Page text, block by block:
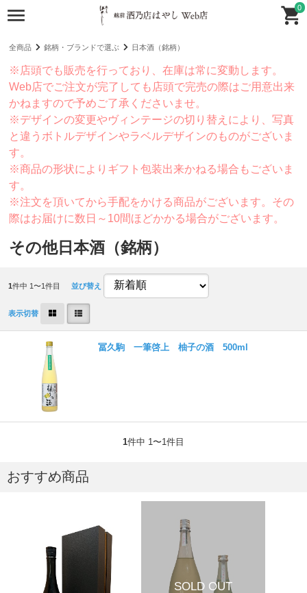
0
全商品 銘柄・ブランドで選ぶ 日本酒（銘柄）
※店頭でも販売を行っており、在庫は常に変動します。
Web店でご注文が完了しても店頭で完売の際はご用意出来
かねますので予めご了承くださいませ。
※デザインの変更やヴィンテージの切り替えにより、写真
と違うボトルデザインやラベルデザインのものがございま
す。
※商品の形状によりギフト包装出来かねる場合もございま
す。
※注文を頂いてから手配をかける商品がございます。その
際はお届けに数日～10間ほどかかる場合がございます。
その他日本酒（銘柄）
1件中 1〜1件目 並び替え
表示切替
冨久駒 一筆啓上 柚子の酒 500ml
1件中 1〜1件目
おすすめ商品